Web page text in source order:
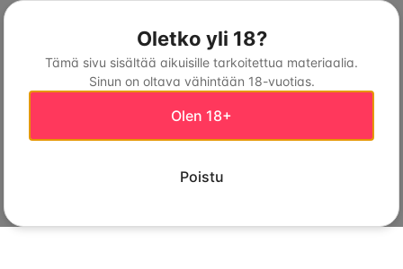
Oletko yli 18?
Tämä sivu sisältää aikuisille tarkoitettua materiaalia.
Sinun on oltava vähintään 18-vuotias.
Olen 18+
Poistu